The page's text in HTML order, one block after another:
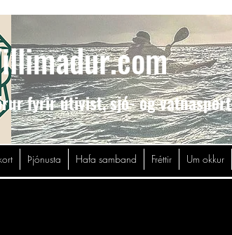
fyrir útivist,sjó- og vatnasport
Þjónusta Hafa samband Fréttir Um okkur